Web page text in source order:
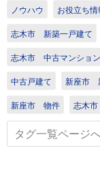
ノウハウ お役立ち情
志木市 新築一戸建て
志木市 中古マンション
中古戸建て 新座市
新座市 物件 志木
タグ一覧ページ